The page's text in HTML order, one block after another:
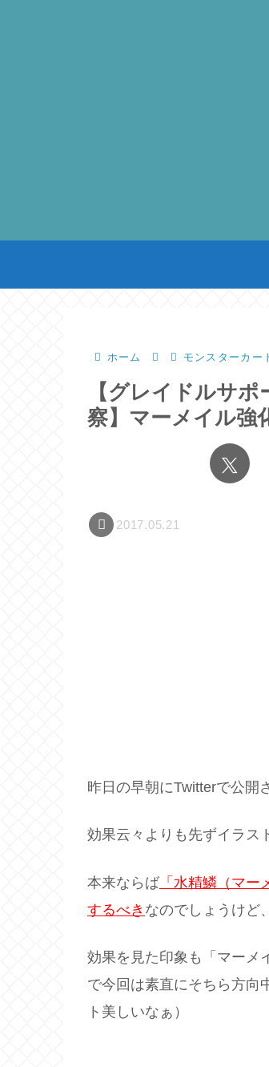
ホーム モンスターカー
【グレイドルサ
察】マーメイル強
2017.05.21
昨日の早朝にTwitterで公開
効果云々よりも先ずイラス
本来ならば「水精鱗（マー
するべき なのでしょうけど
効果を見た印象も「マーメ
で今回は素直にそちら方向
ト美しいなぁ）